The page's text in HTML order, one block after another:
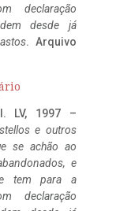
declaração
desde já
. Arquivo
LV, 1997 –
e outros
se achão ao
e
tem para a
declaração